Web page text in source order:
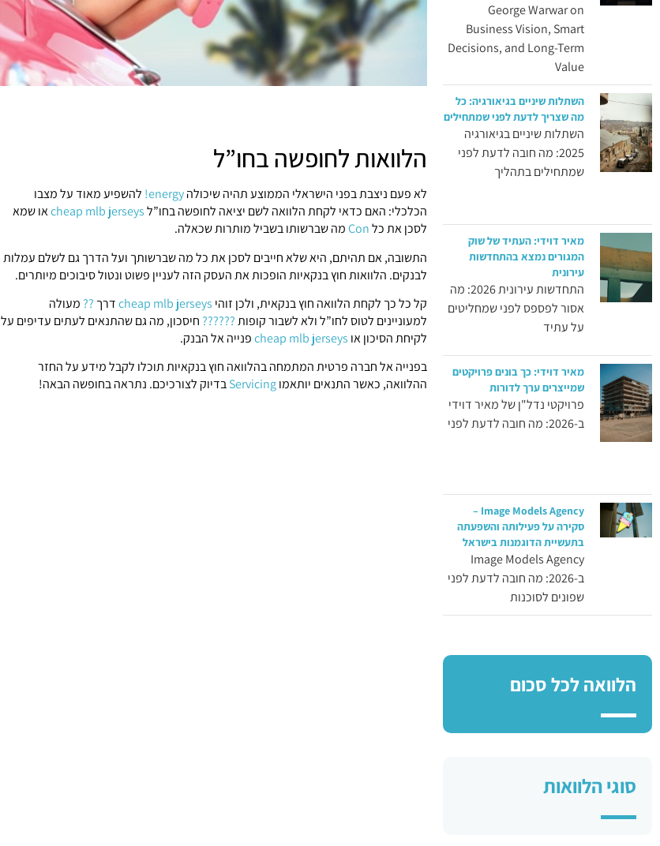
George Warwar on
Business Vision, Smart
Decisions, and Long-Term
Value
השתלות שיניים בגיאורגיה: כל
מה שצריך לדעת לפני שמתחילים
השתלות שיניים בגיאורגיה
2025: מה חובה לדעת לפני
שמתחילים בתהליך
מאיר דוידי: העתיד של שוק
המגורים נמצא בהתחדשות
עירונית
התחדשות עירונית 2026: מה
אסור לפספס לפני שמחליטים
על עתיד
מאיר דוידי: כך בונים פרויקטים
שמייצרים ערך לדורות
פרויקטי נדל"ן של מאיר דוידי
ב-2026: מה חובה לדעת לפני
Image Models Agency –
סקירה על פעילותה והשפעתה
בתעשיית הדוגמנות בישראל
Image Models Agency
ב-2026: מה חובה לדעת לפני
שפונים לסוכנות
הלוואה לכל סכום
סוגי הלוואות
הלוואות לחופשה בחו”ל
לא פעם ניצבת בפני הישראלי הממוצע תהיה שיכולהenergy! להשפיע מאוד על מצבו
הכלכלי: האם כדאי לקחת הלוואה לשם יציאה לחופשה בחו”לcheap mlb jerseysאו שמא
לסכן את כלConמה שברשותו בשביל מותרות שכאלה.
התשובה, אם תהיתם, היא שלא חייבים לסכן את כל מה שברשותך ועל הדרך גם לשלם עמלות
לבנקים. הלוואות חוץ בנקאיות הופכות את העסק הזה לעניין פשוט ונטול סיבוכים מיותרים.
קל כל כך לקחת הלוואה חוץ בנקאית, ולכן זוהי cheap mlb jerseysדרך??מעולה
למעוניינים לטוס לחו”ל ולא לשבור קופות??????חיסכון, מה גם שהתנאים לעתים עדיפים על
לקיחת הסיכון או cheap mlb jerseysפנייה אל הבנק.
בפנייה אל חברה פרטית המתמחה בהלוואה חוץ בנקאיות תוכלו לקבל מידע על החזר
ההלוואה, כאשר התנאים יותאמוServicingבדיוק לצורכיכם. נתראה בחופשה הבאה!